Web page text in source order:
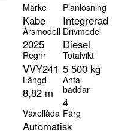
Märke
Kabe
Planlösning
Integrerad
Årsmodell
2025
Drivmedel
Diesel
Regnr
VVY241
Totalvikt
5 500 kg
Längd
8,82 m
Antal
bäddar
4
Växellåda
Automatisk
Färg